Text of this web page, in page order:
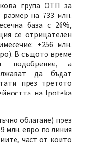
група ОТП за
на 733 млн.
база с 26%,
се отрицателен
+256 млн.
В същото време
подобрение, a
да бъдат
през третото
на Ipoteka
облагане) през
млн. евро по линия
част от които